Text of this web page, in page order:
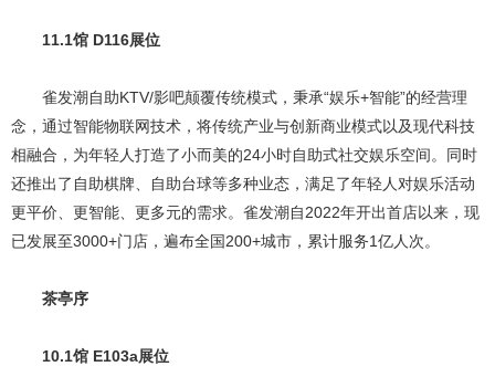
11.1馆 D116展位
雀发潮自助KTV/影吧颠覆传统模式，秉承“娱乐+智能”的经营理
念，通过智能物联网技术，将传统产业与创新商业模式以及现代科技
相融合，为年轻人打造了小而美的24小时自助式社交娱乐空间。同时
还推出了自助棋牌、自助台球等多种业态，满足了年轻人对娱乐活动
更平价、更智能、更多元的需求。雀发潮自2022年开出首店以来，现
已发展至3000+门店，遍布全国200+城市，累计服务1亿人次。
茶亭序
10.1馆 E103a展位